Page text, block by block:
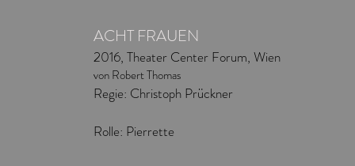
ACHT FRAUEN
2016, Theater Center Forum, Wien
von Robert Thomas
Regie: Christoph Prückner
Rolle: Pierrette